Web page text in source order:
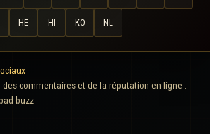
HE HI KO NL
commentaires et de la réputation en ligne :
buzz